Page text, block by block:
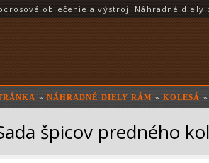
oblečenie a výstroj. Náhradné
» NÁHRADNÉ DIELY RÁM » KOLESÁ »
špicov predného